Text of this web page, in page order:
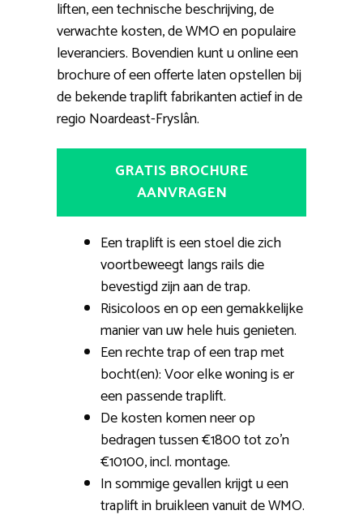
liften, een technische beschrijving, de
verwachte kosten, de WMO en populaire
leveranciers. Bovendien kunt u online een
brochure of een offerte laten opstellen bij
de bekende traplift fabrikanten actief in de
regio Noardeast-Fryslân.
GRATIS BROCHURE
AANVRAGEN
Een traplift is een stoel die zich
voortbeweegt langs rails die
bevestigd zijn aan de trap.
Risicoloos en op een gemakkelijke
manier van uw hele huis genieten.
Een rechte trap of een trap met
bocht(en): Voor elke woning is er
een passende traplift.
De kosten komen neer op
bedragen tussen €1800 tot zo’n
€10100, incl. montage.
In sommige gevallen krijgt u een
traplift in bruikleen vanuit de WMO.